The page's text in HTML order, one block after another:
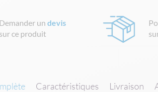
Demander undevis
sur ce produit
Caractéristiques Livraison